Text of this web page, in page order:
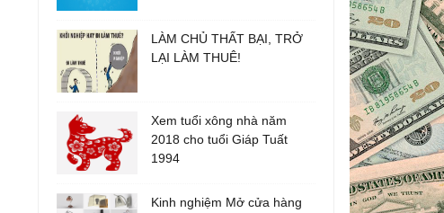
LÀM CHỦ THẤT BẠI, TRỞ
LẠI LÀM THUÊ!
Xem tuổi xông nhà năm
2018 cho tuổi Giáp Tuất
1994
Kinh nghiệm Mở cửa hàng